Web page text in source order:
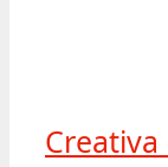
Creativa